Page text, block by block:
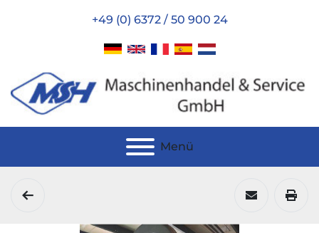
+49 (0) 6372 / 50 900 24
Menü